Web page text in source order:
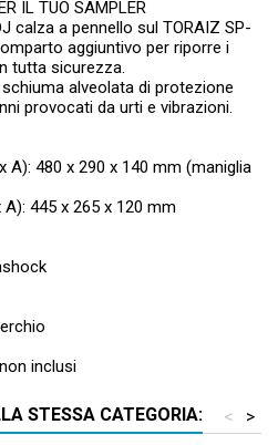
IL TUO SAMPLER
calza a pennello sul TORAIZ SP-
aggiuntivo per riporre i
tutta sicurezza.
alveolata di protezione
provocati da urti e vibrazioni.
A): 480 x 290 x 140 mm (maniglia
445 x 265 x 120 mm
inclusi
STESSA CATEGORIA: >
<